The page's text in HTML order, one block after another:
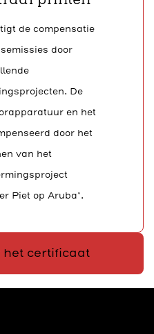
de compensatie
door
De
en het
door het
van het
Piet op Aruba’.
het certificaat